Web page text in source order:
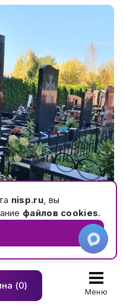
(0)
Меню
Составная
скульптура из
nisp.ru, вы
файлов cookies.